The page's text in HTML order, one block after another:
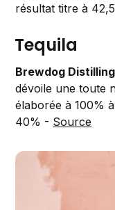
résultat titre à
Tequila
Brewdog
dévoile une toute
élaborée à 100%
40% - Source